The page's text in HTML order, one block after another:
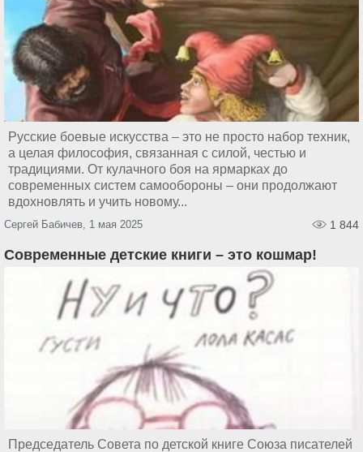
Русские боевые искусства – это не просто набор техник,
а целая философия, связанная с силой, честью и
традициями. От кулачного боя на ярмарках до
современных систем самообороны – они продолжают
вдохновлять и учить новому...
Сергей Бабичев, 1 мая 2025 1 844
Современные детские книги – это кошмар!
Председатель Совета по детской книге Союза писателей